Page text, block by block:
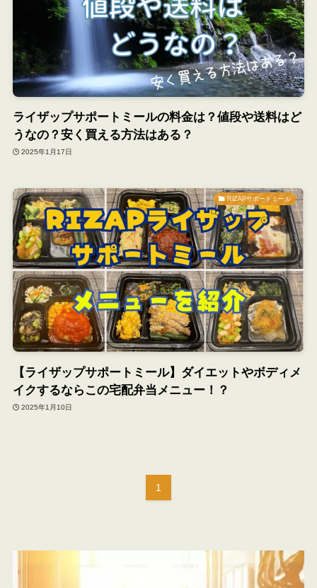
ライザップサポートミールの料金は？値段や送料はど
うなの？安く買える方法はある？
2025年1月17日
RIZAPサポートミール
【ライザップサポートミール】ダイエットやボディメ
イクするならこの宅配弁当メニュー！？
2025年1月10日
1